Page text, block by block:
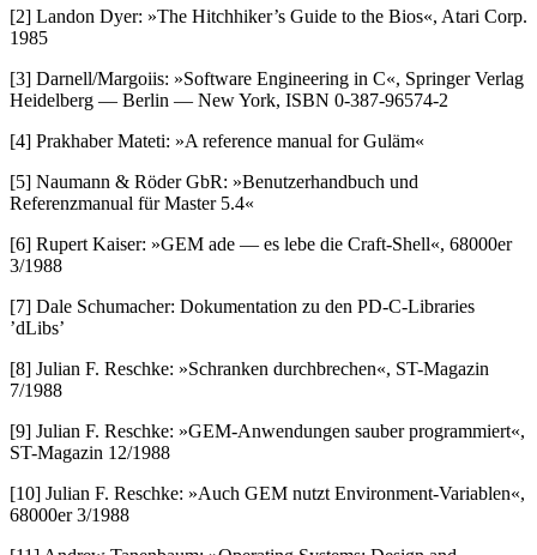
[2] Landon Dyer: »The Hitchhiker’s Guide to the Bios«, Atari Corp.
1985
[3] Darnell/Margoiis: »Software Engineering in C«, Springer Verlag
Heidelberg — Berlin — New York, ISBN 0-387-96574-2
[4] Prakhaber Mateti: »A reference manual for Guläm«
[5] Naumann & Röder GbR: »Benutzerhandbuch und
Referenzmanual für Master 5.4«
[6] Rupert Kaiser: »GEM ade — es lebe die Craft-Shell«, 68000er
3/1988
[7] Dale Schumacher: Dokumentation zu den PD-C-Libraries
’dLibs’
[8] Julian F. Reschke: »Schranken durchbrechen«, ST-Magazin
7/1988
[9] Julian F. Reschke: »GEM-Anwendungen sauber programmiert«,
ST-Magazin 12/1988
[10] Julian F. Reschke: »Auch GEM nutzt Environment-Variablen«,
68000er 3/1988